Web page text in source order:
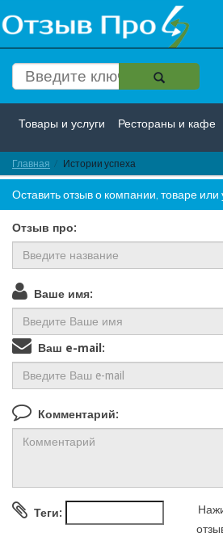
Товары и услуги Рестораны и кафе
Красота и здоровье
Путешествие и отдых
Недвижимость Работа Гос.
Личности
Главная Истории успеха
Оставить отзыв о компании, товаре или
Отзыв про:
Ваше имя:
Ваш e-mail:
Комментарий:
Теги: